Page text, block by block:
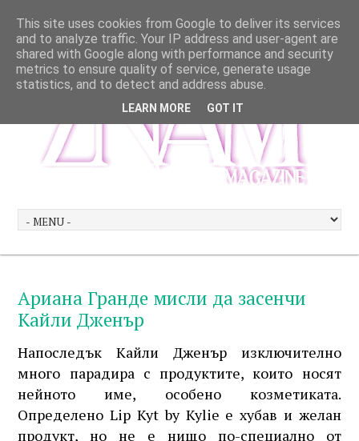
Ариана Гранде мисли да засенчи
Кайли Дженър
Напоследък Кайли Дженър изключително
много парадира с продуктите, които носят
нейното име, особено козметиката.
Определено Lip Kyt by Kylie е хубав и желан
продукт, но не е нищо по-специално от
This site uses cookies from Google to deliver its services
and to analyze traffic. Your IP address and user-agent are
shared with Google along with performance and security
metrics to ensure quality of service, generate usage
statistics, and to detect and address abuse.
LEARN MORE GOT IT